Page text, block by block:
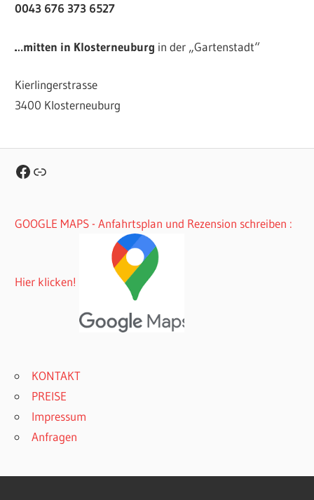
0043 676 373 6527
…mitten in Klosterneuburg in der „Gartenstadt“
Kierlingerstrasse
3400 Klosterneuburg
Facebook
Link
GOOGLE MAPS - Anfahrtsplan und Rezension schreiben :
Hier klicken!
KONTAKT
PREISE
Impressum
Anfragen